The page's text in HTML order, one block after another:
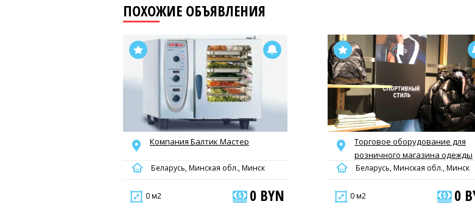
ПОХОЖИЕ ОБЪЯВЛЕНИЯ
Компания Балтик Мастер
Беларусь, Минская обл., Минск
0 м2 0 BYN
Торговое оборудование для
розничного магазина одежды
Беларусь, Минская обл., Минск
0 м2 0